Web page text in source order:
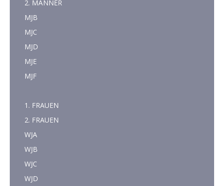
2. MÄNNER
MJB
MJC
MJD
MJE
MJF
1. FRAUEN
2. FRAUEN
WJA
WJB
WJC
WJD